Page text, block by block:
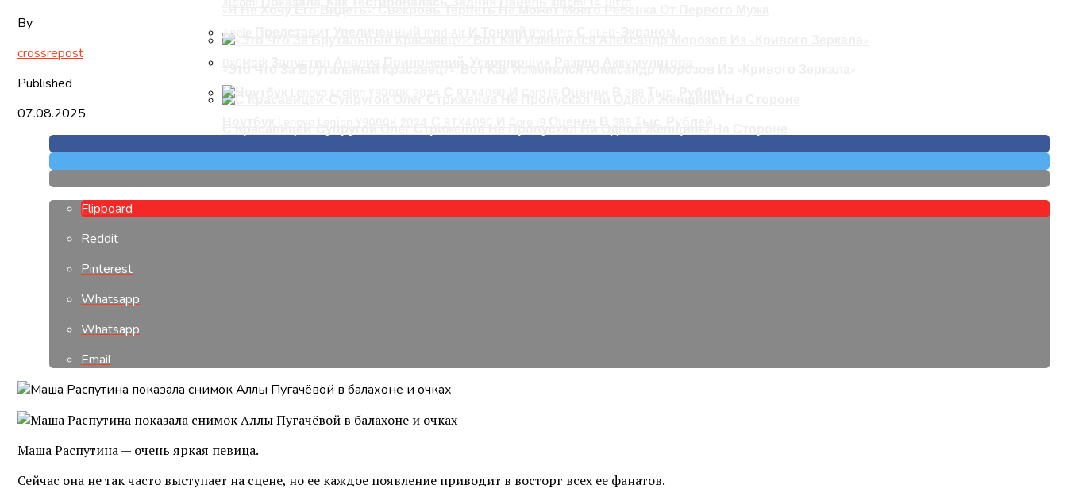
Apple Представит Увеличенный IPad Air И Тонкий IPad Pro С OLED-Экраном
By
crossrepost
Published
07.08.2025
Flipboard
Reddit
Pinterest
Whatsapp
Whatsapp
Email
Маша Распутина — очень яркая певица.
Сейчас она не так часто выступает на сцене, но ее каждое появление приводит в восторг всех ее фанатов.